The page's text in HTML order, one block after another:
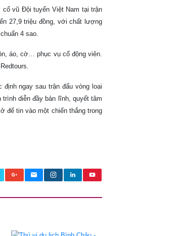
cổ vũ Đội tuyển Việt Nam tại trận
27,9 triệu đồng, với chất lượng
4 sao.
áo, cờ… phục vụ cổ động viên.
ngay sau trận đấu vòng loại
diễn đầy bản lĩnh, quyết tâm
để tin vào một chiến thắng trong